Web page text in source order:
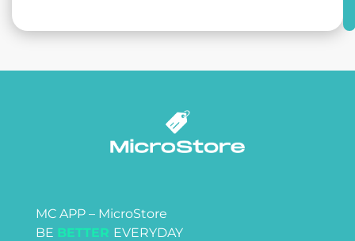
MC APP – MicroStore
BE BETTER EVERYDAY